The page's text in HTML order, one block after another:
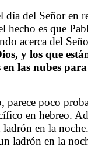
del Señor en
es que
acerca del
y los que
las nubes
parece poco
en hebreo.
en la
ladrón en la